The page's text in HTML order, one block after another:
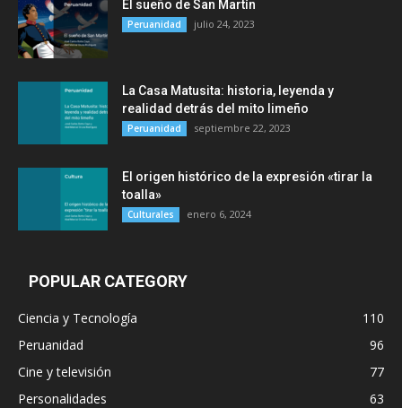
El sueño de San Martín
Peruanidad julio 24, 2023
La Casa Matusita: historia, leyenda y
realidad detrás del mito limeño
Peruanidad septiembre 22, 2023
El origen histórico de la expresión «tirar la
toalla»
Culturales enero 6, 2024
POPULAR CATEGORY
Ciencia y Tecnología
110
Peruanidad
96
Cine y televisión
77
Personalidades
63